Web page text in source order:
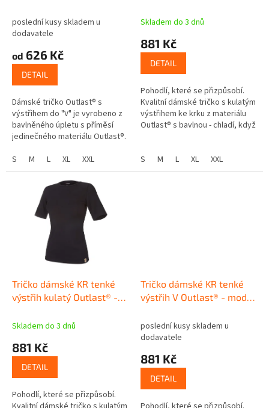
poslední kusy skladem u
dodavatele
od 626 Kč
DETAIL
Dámské tričko Outlast® s
výstřihem do "V" je vyrobeno z
bavlněného úpletu s příměsí
jedinečného materiálu Outlast®.
S
M L XL XXL
Skladem do 3 dnů
881 Kč
DETAIL
Pohodlí, které se přizpůsobí.
Kvalitní dámské tričko s kulatým
výstřihem ke krku z materiálu
Outlast® s bavlnou - chladí, když
S
M L XL XXL
Tričko dámské KR tenké
výstřih kulatý Outlast® -
Skladem do 3 dnů
881 Kč
DETAIL
Pohodlí, které se přizpůsobí.
Tričko dámské KR tenké
výstřih V Outlast® - modrý
poslední kusy skladem u
dodavatele
881 Kč
DETAIL